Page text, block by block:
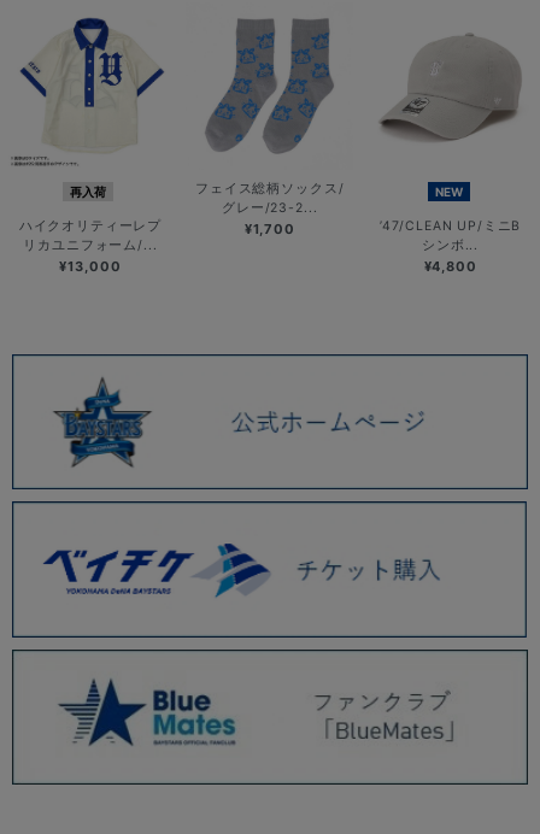
再入荷
ハイクオリティーレプ
リカユニフォーム/...
¥13,000
フェイス総柄ソックス/
グレー/23-2...
¥1,700
NEW
’47/CLEAN UP/ミニB
シンボ...
¥4,800